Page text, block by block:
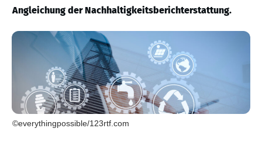
Angleichung der Nachhaltigkeitsberichterstattung.
©everythingpossible/123rtf.com